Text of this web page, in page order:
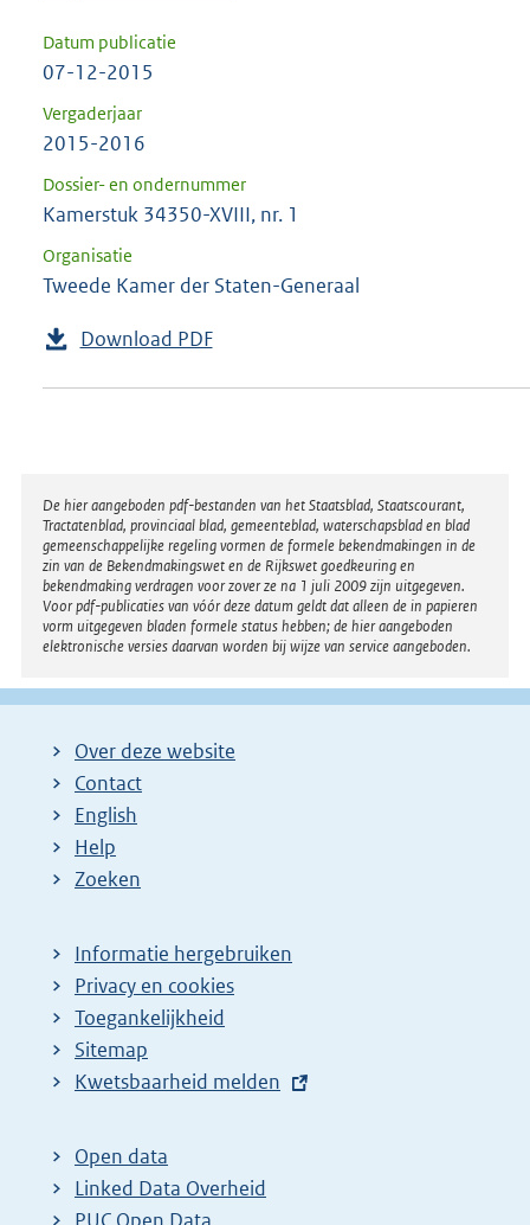
Datum publicatie
07-12-2015
Vergaderjaar
2015-2016
Dossier- en ondernummer
Kamerstuk 34350-XVIII, nr. 1
Organisatie
Tweede Kamer der Staten-Generaal
Download PDF
Disclaimer
De hier aangeboden pdf-bestanden van het Staatsblad, Staatscourant,
Tractatenblad, provinciaal blad, gemeenteblad, waterschapsblad en blad
gemeenschappelijke regeling vormen de formele bekendmakingen in de
zin van de Bekendmakingswet en de Rijkswet goedkeuring en
bekendmaking verdragen voor zover ze na 1 juli 2009 zijn uitgegeven.
Voor pdf-publicaties van vóór deze datum geldt dat alleen de in papieren
vorm uitgegeven bladen formele status hebben; de hier aangeboden
elektronische versies daarvan worden bij wijze van service aangeboden.
Over deze website
Contact
English
Help
Zoeken
Informatie hergebruiken
Privacy en cookies
Toegankelijkheid
Sitemap
E
t
e
r
Kwetsbaarheid melden
Open data
Linked Data Overheid